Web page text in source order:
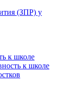
(ЗПР) у
к школе
к школе